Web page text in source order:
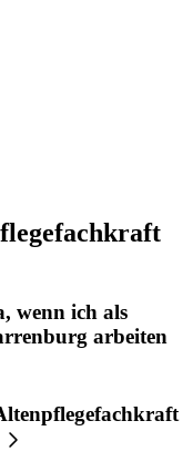
, wenn ich als
arbeiten